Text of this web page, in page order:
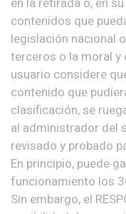
contenidos que
legislación nacional
terceros o la moral y
usuario considere
contenido que
clasificación, se
al administrador del
revisado y probado
En principio, puede
funcionamiento los
Sin embargo, el